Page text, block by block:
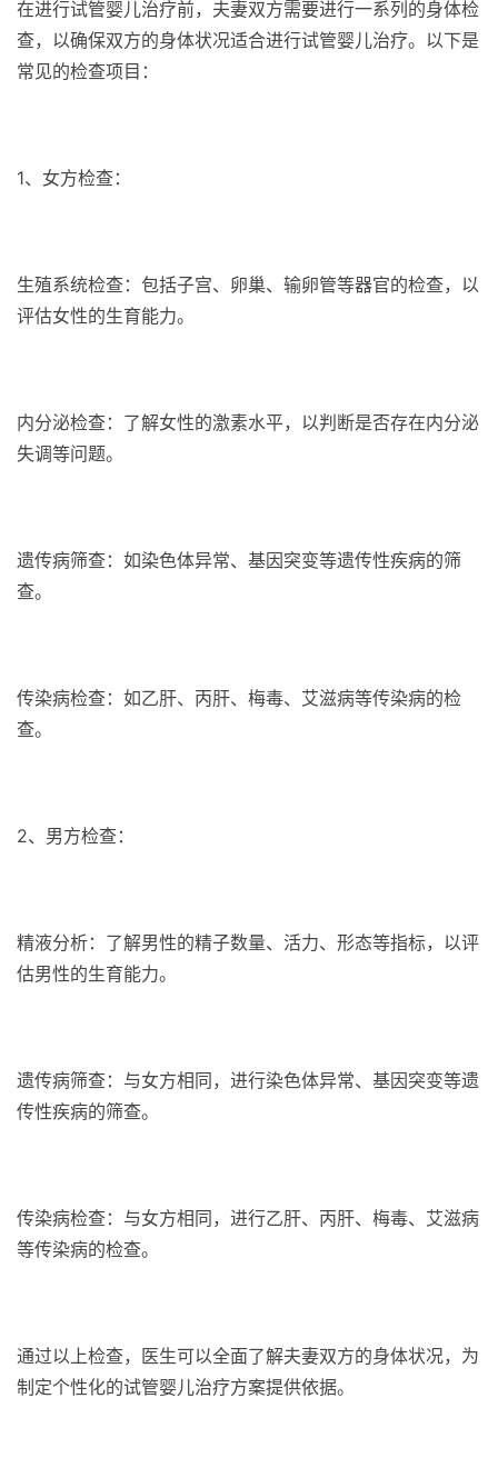
在进行试管婴儿治疗前，夫妻双方需要进行一系列的身体检
查，以确保双方的身体状况适合进行试管婴儿治疗。以下是
常见的检查项目：
1、女方检查：
生殖系统检查：包括子宫、卵巢、输卵管等器官的检查，以
评估女性的生育能力。
内分泌检查：了解女性的激素水平，以判断是否存在内分泌
失调等问题。
遗传病筛查：如染色体异常、基因突变等遗传性疾病的筛
查。
传染病检查：如乙肝、丙肝、梅毒、艾滋病等传染病的检
查。
2、男方检查：
精液分析：了解男性的精子数量、活力、形态等指标，以评
估男性的生育能力。
遗传病筛查：与女方相同，进行染色体异常、基因突变等遗
传性疾病的筛查。
传染病检查：与女方相同，进行乙肝、丙肝、梅毒、艾滋病
等传染病的检查。
通过以上检查，医生可以全面了解夫妻双方的身体状况，为
制定个性化的试管婴儿治疗方案提供依据。